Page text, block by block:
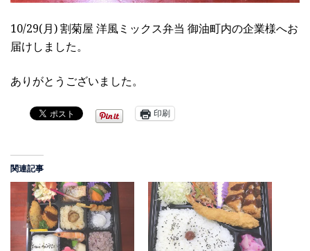
10/29(月) 割菊屋 洋風ミックス弁当 御油町内の企業様へお
届けしました。
ありがとうございました。
印刷
関連記事